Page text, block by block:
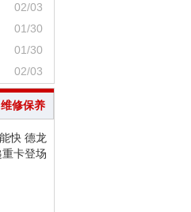
02/03
01/30
01/30
02/03
维修保养